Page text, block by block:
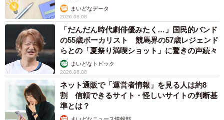
まいどなデータ
2026.08.08
「だんだん時代劇俳優みたく…」国民的バンド
の55歳ボーカリスト 競馬界の57歳レジェンド
らとの「夏祭り満喫ショット」に驚きの声続々
まいどなトピック
2026.08.08
ネット通販で「運営者情報」を見る人は約8
割 信頼できるサイト・怪しいサイトの判断基
準とは？
まいどなニュース情報部